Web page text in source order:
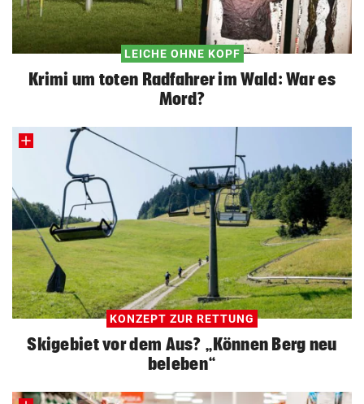
LEICHE OHNE KOPF
Krimi um toten Radfahrer im Wald: War es
Mord?
KONZEPT ZUR RETTUNG
Skigebiet vor dem Aus? „Können Berg neu
beleben“